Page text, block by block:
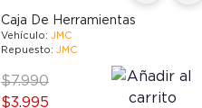
Caja De Herramientas
Vehículo: JMC
Repuesto: JMC
Price reduced from
$7.990to
$3.995